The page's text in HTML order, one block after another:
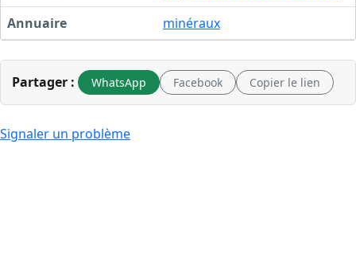
Annuaire
minéraux
Partager : WhatsApp Facebook Copier le lien
Signaler un problème